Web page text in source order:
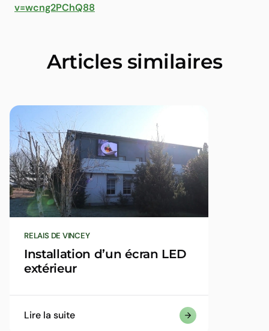
v=wcng2PChQ88
Articles similaires
RELAIS DE VINCEY
Installation d’un écran LED
extérieur
Lire la suite